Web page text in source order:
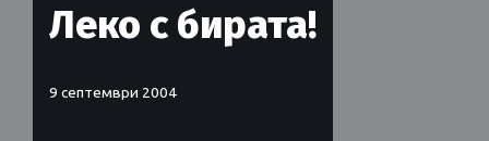
Леко с бирата!
9 септември 2004